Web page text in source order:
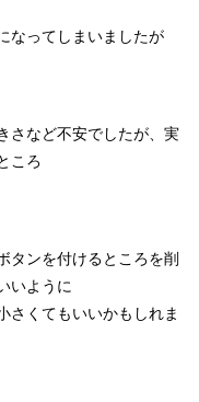
なってしまいましたが
さなど不安でしたが、実
ころ
タンを付けるところを削
いように
さくてもいいかもしれま